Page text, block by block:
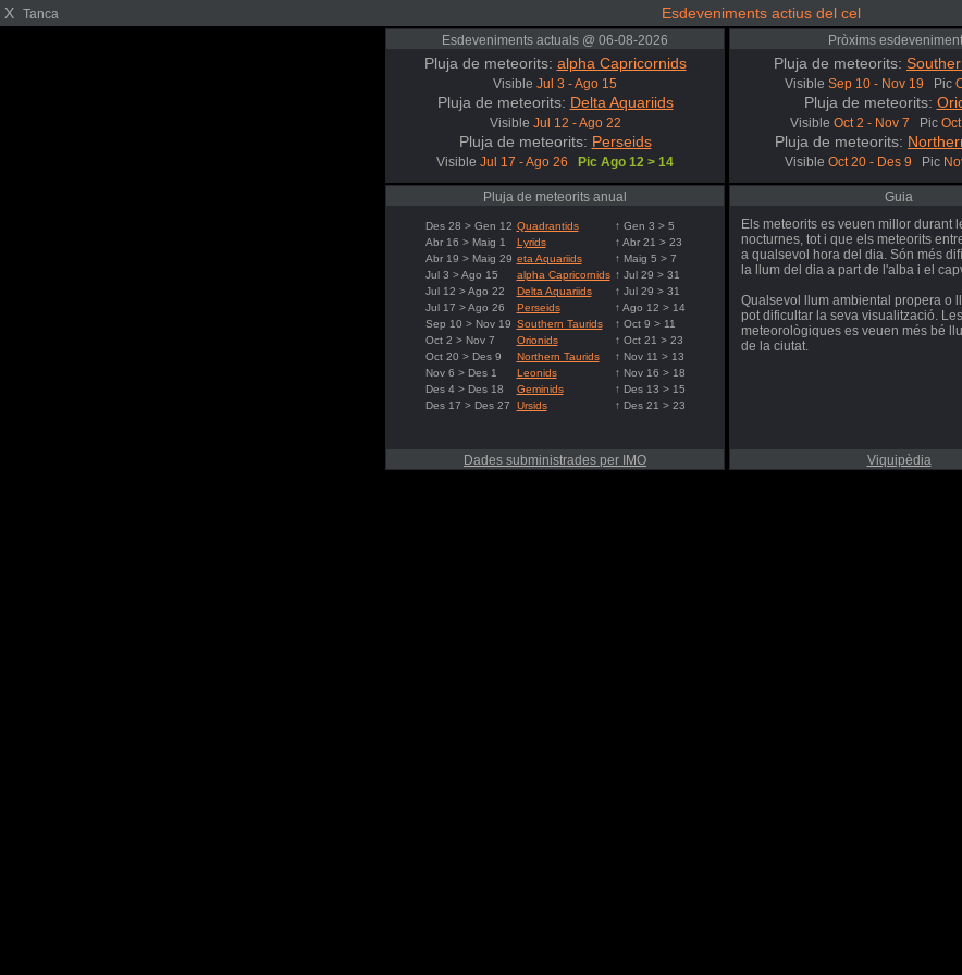
X Tanca Esdeveniments actius del cel
Esdeveniments actuals @ 06-08-2026
Pluja de meteorits: alpha Capricornids
Visible Jul 3 - Ago 15
Pluja de meteorits: Delta Aquariids
Visible Jul 12 - Ago 22
Pluja de meteorits: Perseids
Visible Jul 17 - Ago 26 Pic Ago 12 > 14
Pròxims
Pluja de meteorits:
Visible Sep 10 - Nov 19 Pic
Pluja de meteorits:
Visible Oct 2 - Nov 7 Pic
Pluja de meteorits:
Visible Oct 20 - Des 9 Pic
Pluja de meteorits anual
Des 28 > Gen 12 Quadrantids
↑ Gen 3 > 5
Abr 16 > Maig 1
Lyrids
↑ Abr 21 > 23
Abr 19 > Maig 29 eta Aquariids
↑ Maig 5 > 7
Jul 3 > Ago 15
alpha Capricornids ↑ Jul 29 > 31
Jul 12 > Ago 22
Delta Aquariids
↑ Jul 29 > 31
Jul 17 > Ago 26
Perseids
↑ Ago 12 > 14
Sep 10 > Nov 19 Southern Taurids
↑ Oct 9 > 11
Oct 2 > Nov 7
Orionids
↑ Oct 21 > 23
Oct 20 > Des 9
Northern Taurids
↑ Nov 11 > 13
Nov 6 > Des 1
Leonids
↑ Nov 16 > 18
Des 4 > Des 18
Geminids
↑ Des 13 > 15
Des 17 > Des 27
Ursids ↑ Des 21 > 23
Dades subministrades per IMO
Guia
Els meteorits es veuen millor durant
nocturnes, tot i que els meteorits
a qualsevol hora del dia. Són més
la llum del dia a part de l'alba i el
Qualsevol llum ambiental propera o
pot dificultar la seva visualització.
meteorològiques es veuen més bé
de la ciutat.
Viquipèdia